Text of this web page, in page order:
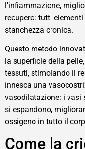
l'infiammazione,
recupero: tutti
stanchezza cronica.
Questo metodo
la superficie della
tessuti, stimolando il
innesca una
vasodilatazione: i vasi
si espandono,
ossigeno in tutto il
Come la